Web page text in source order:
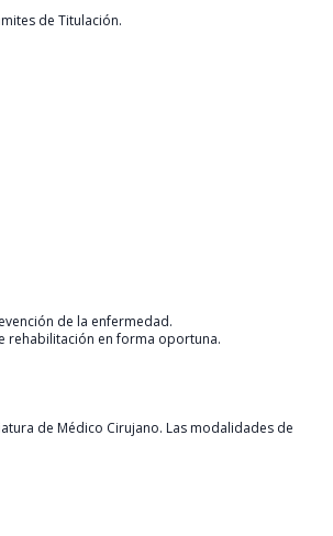
de Titulación.
de la enfermedad.
rehabilitación en forma oportuna.
de Médico Cirujano. Las modalidades de